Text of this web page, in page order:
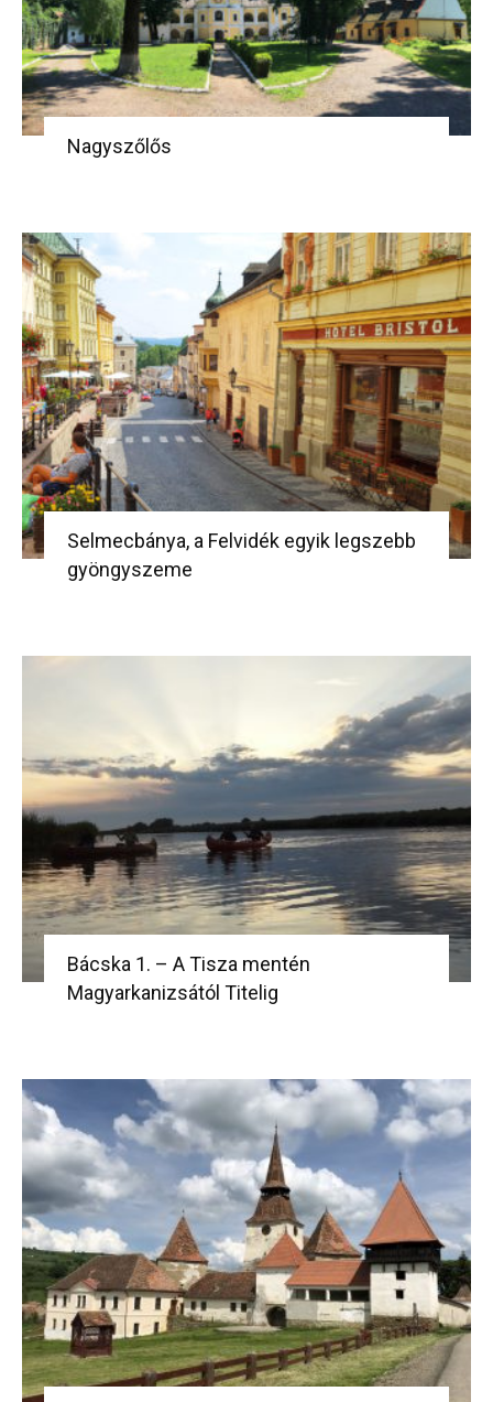
Nagyszőlős
Selmecbánya, a Felvidék egyik legszebb
gyöngyszeme
Bácska 1. – A Tisza mentén
Magyarkanizsától Titelig